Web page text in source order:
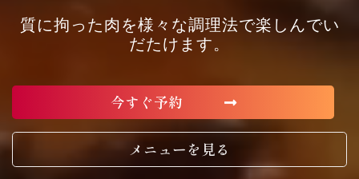
質に拘った肉を様々な調理法で楽しんでい
だたけます。
今すぐ予約
メニューを見る